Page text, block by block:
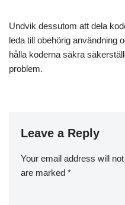
Undvik dessutom att dela
leda till obehörig användning
hålla koderna säkra
problem.
Leave a Reply
Your email address will
are marked *